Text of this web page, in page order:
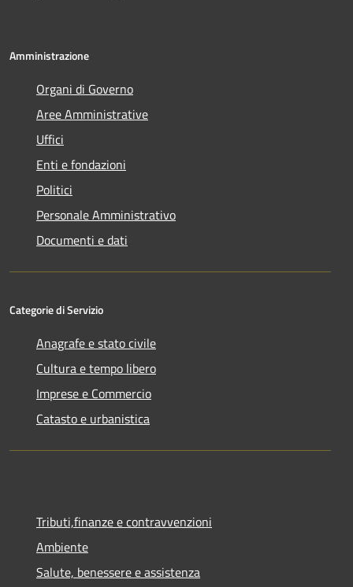
Amministrazione
Organi di Governo
Aree Amministrative
Uffici
Enti e fondazioni
Politici
Personale Amministrativo
Documenti e dati
Categorie di Servizio
Anagrafe e stato civile
Cultura e tempo libero
Imprese e Commercio
Catasto e urbanistica
Tributi,finanze e contravvenzioni
Ambiente
Salute, benessere e assistenza